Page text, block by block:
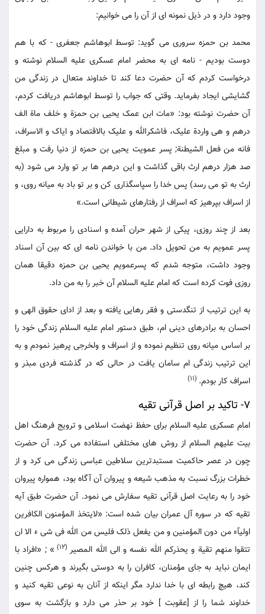
وجود دارد و در ذیل نمونه ای از آن را می خوانیم:
محمد بن حمزه سروری می گوید: توسط ابوهاشم جعفری - که با هم
دوست بودیم - نامه ای به محضر امام عسکری علیه السلام نوشته و
درخواست کردم که آن حضرت دعا کند تا خداوند متعال در زندگی من
گشایشی ایجاد بفرماید. وقتی که جواب را توسط ابوهاشم دریافت کردم،
آن حضرت نوشته بود: «مات ابن عمک یحیی بن حمزة و خلف ماة الف
درهم و هی واردة علیک، فاشکرالله و علیک بالاقتصاد و ایاک و الاسراف،
فانه من فعل الشیطنة; پسر عمویت یحیی بن حمزه از دنیا رفت و مبلغ
صد هزار درهم ارث باقی گذاشت و این درهم ها بر تو وارد می شود (به
ارث به تو می رسد) پس خدا را سپاسگذاری کن و بر تو باد به میانه روی، و
از اسراف بپرهیز که اسراف از رفتارهای شیطانی است.»
بعد از چند روزی، پیکی از شهر حران آمده و اسنادی را مربوط به دارایی
پسر عمویم به من تحویل داد. من با خواندن نامه ای که بین آن اسناد
وجود داشت، متوجه شدم که پسرعمویم یحیی بن حمزه دقیقا همان
روزی فوت کرده است که امام علیه السلام آن خبر را به من داد.
به این ترتیب از تنگدستی و فقر رهایی یافته و بعد از ادای حقوق الهی و
احسان به برادرهای دینی ام، طبق دستور امام علیه السلام زندگی خود را
بر اساس میانه روی تنظیم نموده و از اسراف و ولخرجی پرهیز نمودم و به
این ترتیب زندگی ام سامان یافت در حالی که در گذشته فردی مبذر و
اسراف کار بودم. (11)
7- تاکید بر اصل قرآنی تقیه
امام عسکری علیه السلام برای حفظ نهضت اسلامی و ترویج فرهنگ اهل
بیت علیهم السلام از روش های مختلفی استفاده می کرد. آن حضرت
چون در عصر حاکمیت مستبدترین سلاطین عباسی زندگی می کرد و از
خطرات بزرگ نسبت به مذهب شیعه و پیروان آن آگاه بود، همواره پیروان
خود را به رعایت اصل قرآنی تقیه سفارش می نمود. آن حضرت طبق آیه
تقیه که در سوره آل عمران بیان شده است: «لایتخذ المؤمنون الکافرین
اولیآء من دون المؤمنین و من یفعل ذلک فلیس من الله فی شی ء الا ان
تتقوا منهم تقیة و یحذرکم الله نفسه و الی الله المصیر (12)
» ; «افراد با
ایمان نباید به جای مؤمنان، کافران را به دوستی بگیرند و هرکس چنین
کند، هیچ رابطه ای با خدا ندارد مگر اینکه از آنان به نوعی تقیه کنید و
خداوند شما را از [عقوبت ] خود بر حذر می دارد و بازگشت به سوی